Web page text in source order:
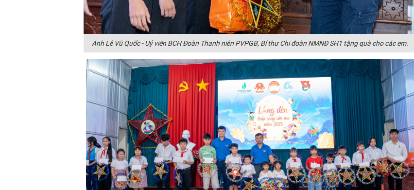
Anh Lê Vũ Quốc - Uỷ viên BCH Đoàn Thanh niên PVPGB, Bí thư Chi đoàn NMNĐ SH1 tặng quà cho các em.